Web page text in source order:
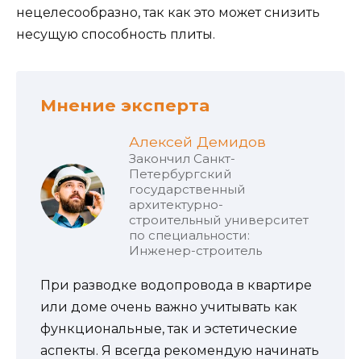
нецелесообразно, так как это может снизить
несущую способность плиты.
Мнение эксперта
Алексей Демидов
Закончил Санкт-
Петербургский
государственный
архитектурно-
строительный университет
по специальности:
Инженер-строитель
При разводке водопровода в квартире
или доме очень важно учитывать как
функциональные, так и эстетические
аспекты. Я всегда рекомендую начинать